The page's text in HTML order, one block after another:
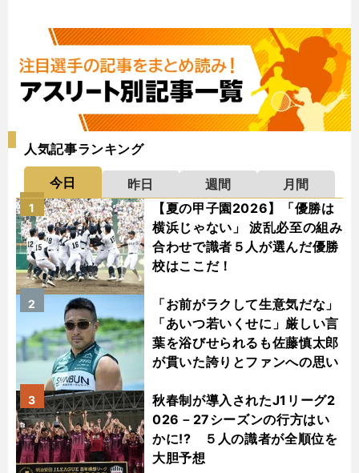
人気記事ランキング
今日 昨日 週間
月間
【夏の甲子園2026】「優勝は
横浜じゃない」 波乱必至の組み
合わせで識者５人が選んだ優勝
校はここだ！
1
「お前がラクして生意気だな」
「あいつ若いくせに」厳しい言
葉を浴びせられるも佐藤慎太郎
が貫いた誇りとファンへの思い
2
秋春制が導入されたJ1リーグ2
026－27シーズンの行方はい
かに!? ５人の識者が全順位を
大胆予想
3